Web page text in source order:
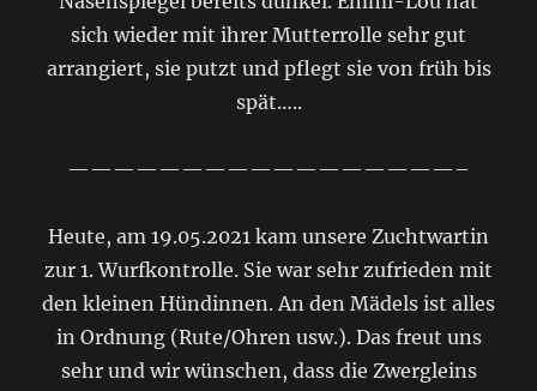
sich wieder mit ihrer Mutterrolle sehr gut
arrangiert, sie putzt und pflegt sie von früh bis
spät…..
—————————————————–
Heute, am 19.05.2021 kam unsere Zuchtwartin
zur 1. Wurfkontrolle. Sie war sehr zufrieden mit
den kleinen Hündinnen. An den Mädels ist alles
in Ordnung (Rute/Ohren usw.). Das freut uns
sehr und wir wünschen, dass die Zwergleins